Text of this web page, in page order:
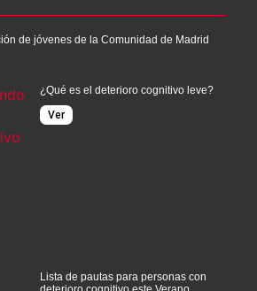
de jóvenes de la Comunidad de Madrid
¿Qué es el deterioro cognitivo leve?
Ver
Lista de pautas para personas con